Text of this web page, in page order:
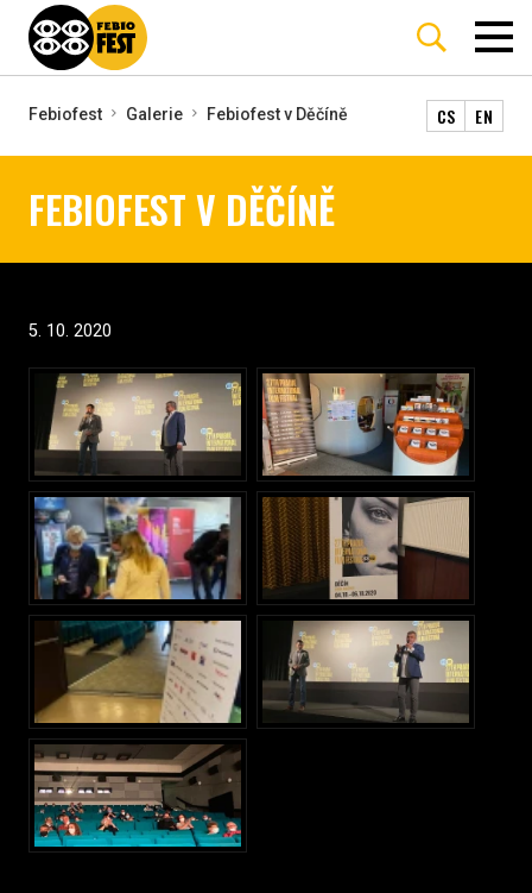
Febiofest Galerie Febiofest v Děčíně CS EN
FEBIOFEST V DĚČÍNĚ
5. 10. 2020